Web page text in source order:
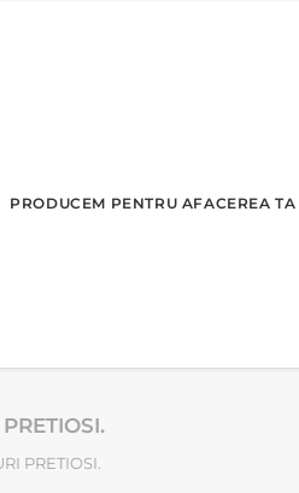
PRODUCEM PENTRU AFACEREA TA
PRETIOSI.